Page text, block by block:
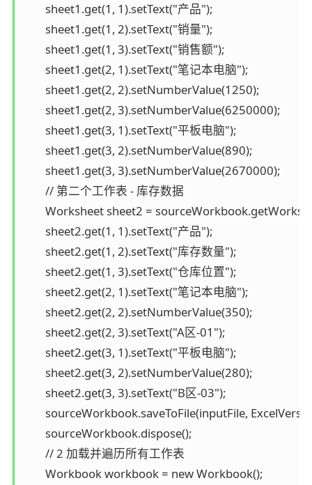
        sheet1.get(1, 1).setText("产品");
        sheet1.get(1, 2).setText("销量");
        sheet1.get(1, 3).setText("销售额");
        sheet1.get(2, 1).setText("笔记本电脑");
        sheet1.get(2, 2).setNumberValue(1250);
        sheet1.get(2, 3).setNumberValue(6250000);
        sheet1.get(3, 1).setText("平板电脑");
        sheet1.get(3, 2).setNumberValue(890);
        sheet1.get(3, 3).setNumberValue(2670000);
        // 第二个工作表 - 库存数据
Worksheet sheet2 =
        sheet2.get(1, 1).setText("产品");
        sheet2.get(1, 2).setText("库存数量");
        sheet2.get(1, 3).setText("仓库位置");
        sheet2.get(2, 1).setText("笔记本电脑");
        sheet2.get(2, 2).setNumberValue(350);
        sheet2.get(2, 3).setText("A区-01");
        sheet2.get(3, 1).setText("平板电脑");
        sheet2.get(3, 2).setNumberValue(280);
        sheet2.get(3, 3).setText("B区-03");
sourceWorkbook.saveToFile(inputFile,
        sourceWorkbook.dispose();
        // 2 加载并遍历所有工作表
        Workbook workbook = new Workbook();